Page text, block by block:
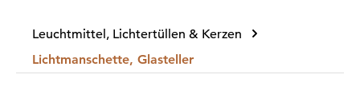
Leuchtmittel, Lichtertüllen & Kerzen
Lichtmanschette, Glasteller